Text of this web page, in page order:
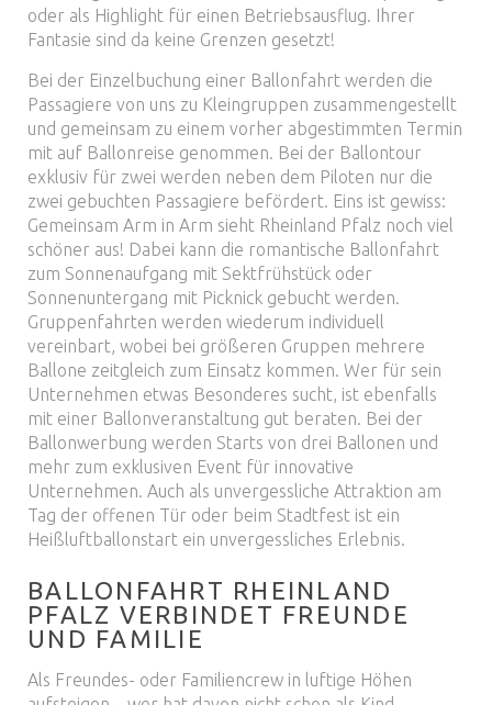
oder als Highlight für einen Betriebsausflug. Ihrer
Fantasie sind da keine Grenzen gesetzt!
Bei der Einzelbuchung einer Ballonfahrt werden die
Passagiere von uns zu Kleingruppen zusammengestellt
und gemeinsam zu einem vorher abgestimmten Termin
mit auf Ballonreise genommen. Bei der Ballontour
exklusiv für zwei werden neben dem Piloten nur die
zwei gebuchten Passagiere befördert. Eins ist gewiss:
Gemeinsam Arm in Arm sieht Rheinland Pfalz noch viel
schöner aus! Dabei kann die romantische Ballonfahrt
zum Sonnenaufgang mit Sektfrühstück oder
Sonnenuntergang mit Picknick gebucht werden.
Gruppenfahrten werden wiederum individuell
vereinbart, wobei bei größeren Gruppen mehrere
Ballone zeitgleich zum Einsatz kommen. Wer für sein
Unternehmen etwas Besonderes sucht, ist ebenfalls
mit einer Ballonveranstaltung gut beraten. Bei der
Ballonwerbung werden Starts von drei Ballonen und
mehr zum exklusiven Event für innovative
Unternehmen. Auch als unvergessliche Attraktion am
Tag der offenen Tür oder beim Stadtfest ist ein
Heißluftballonstart ein unvergessliches Erlebnis.
BALLONFAHRT RHEINLAND
PFALZ VERBINDET FREUNDE
UND FAMILIE
Als Freundes- oder Familiencrew in luftige Höhen